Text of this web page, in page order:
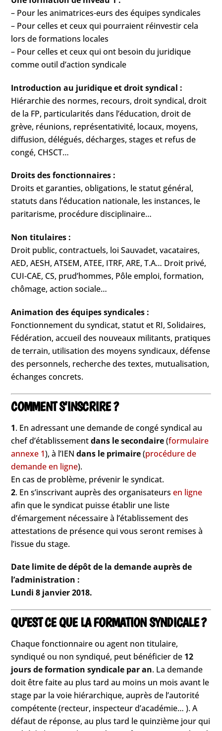
– Pour les animatrices-eurs des équipes syndicales
– Pour celles et ceux qui pourraient réinvestir cela
lors de formations locales
– Pour celles et ceux qui ont besoin du juridique
comme outil d’action syndicale
Introduction au juridique et droit syndical :
Hiérarchie des normes, recours, droit syndical, droit
de la FP, particularités dans l’éducation, droit de
grève, réunions, représentativité, locaux, moyens,
diffusion, délégués, décharges, stages et refus de
congé, CHSCT…
Droits des fonctionnaires :
Droits et garanties, obligations, le statut général,
statuts dans l’éducation nationale, les instances, le
paritarisme, procédure disciplinaire…
Non titulaires :
Droit public, contractuels, loi Sauvadet, vacataires,
AED, AESH, ATSEM, ATEE, ITRF, ARE, T.A… Droit privé,
CUI-CAE, CS, prud’hommes, Pôle emploi, formation,
chômage, action sociale…
Animation des équipes syndicales :
Fonctionnement du syndicat, statut et RI, Solidaires,
Fédération, accueil des nouveaux militants, pratiques
de terrain, utilisation des moyens syndicaux, défense
des personnels, recherche des textes, mutualisation,
échanges concrets.
COMMENT S’INSCRIRE ?
1. En adressant une demande de congé syndical au
chef d’établissementdans le secondaire(formulaire
annexe 1), à l’IENdans le primaire(procédure de
demande en ligne).
En cas de problème, prévenir le syndicat.
2. En s’inscrivant auprès des organisateursen ligne
afin que le syndicat puisse établir une liste
d’émargement nécessaire à l’établissement des
attestations de présence qui vous seront remises à
l’issue du stage.
Date limite de dépôt de la demande auprès de
l’administration :
Lundi 8 janvier 2018.
QU’EST CE QUE LA FORMATION SYNDICALE ?
Chaque fonctionnaire ou agent non titulaire,
syndiqué ou non syndiqué, peut bénéficier de 12
jours de formation syndicale par an. La demande
doit être faite au plus tard au moins un mois avant le
stage par la voie hiérarchique, auprès de l’autorité
compétente (recteur, inspecteur d’académie… ). A
défaut de réponse, au plus tard le quinzième jour qui